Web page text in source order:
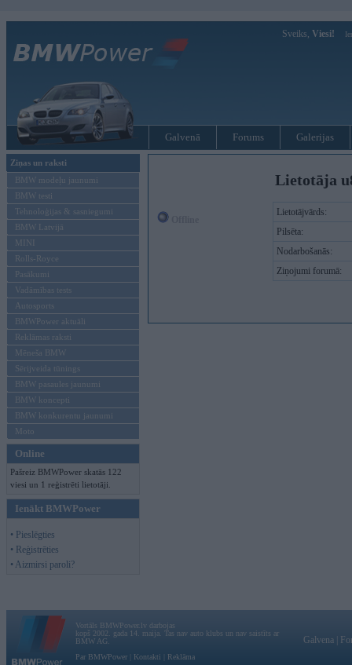
Sveiks, Viesi!
Galvenā Forums Galerijas
Ziņas un raksti
BMW modeļu jaunumi
BMW testi
Tehnoloģijas & sasniegumi
BMW Latvijā
MINI
Rolls-Royce
Pasākumi
Vadāmības tests
Autosports
BMWPower aktuāli
Reklāmas raksti
Mēneša BMW
Sērijveida tūnings
BMW pasaules jaunumi
BMW koncepti
BMW konkurentu jaunumi
Moto
Online
Pašreiz BMWPower skatās 122
viesi un 1 reģistrēti lietotāji.
Ienākt BMWPower
• Pieslēgties
• Reģistrēties
• Aizmirsi paroli?
Lietotāja
Lietotājvārds:
Pilsēta:
Nodarbošanās:
Ziņojumi forumā:
Vortāls BMWPower.lv darbojas
kopš 2002. gada 14. maija. Tas nav auto klubs un nav saistīts ar
BMW AG.
Par BMWPower
Kontakti Reklāma
Galvena